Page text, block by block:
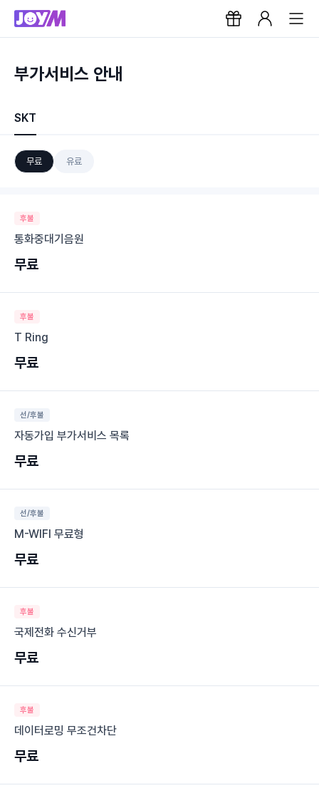
부가서비스 안내
SKT
무료 유료
후불
통화중대기음원
무료
후불
T Ring
무료
선/후불
자동가입 부가서비스 목록
무료
선/후불
M-WIFI 무료형
무료
후불
국제전화 수신거부
무료
후불
데이터로밍 무조건차단
무료